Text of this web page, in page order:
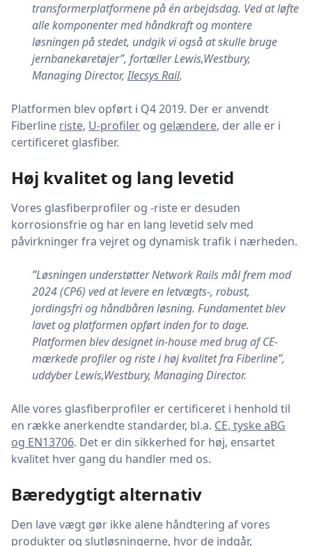
transformerplatformene på én arbejdsdag. Ved at løfte
alle komponenter med håndkraft og montere
løsningen på stedet, undgik vi også at skulle bruge
jernbanekøretøjer”, fortæller Lewis,Westbury,
Managing Director,Ilecsys Rail.
Platformen blev opført i Q4 2019. Der er anvendt
Fiberline riste, U-profiler og gelændere, der alle er i
certificeret glasfiber.
Høj kvalitet og lang levetid
Vores glasfiberprofiler og -riste er desuden
korrosionsfrie og har en lang levetid selv med
påvirkninger fra vejret og dynamisk trafik i nærheden.
”Løsningen understøtter Network Rails mål frem mod
2024 (CP6) ved at levere en letvægts-, robust,
jordingsfri og håndbåren løsning. Fundamentet blev
lavet og platformen opført inden for to dage.
Platformen blev designet in-house med brug af CE-
mærkede profiler og riste i høj kvalitet fra Fiberline”,
uddyber Lewis,Westbury, Managing Director.
Alle vores glasfiberprofiler er certificeret i henhold til
en række anerkendte standarder, bl.a. CE, tyske aBG
og EN13706. Det er din sikkerhed for høj, ensartet
kvalitet hver gang du handler med os.
Bæredygtigt alternativ
Den lave vægt gør ikke alene håndtering af vores
produkter og slutløsningerne, hvor de indgår,